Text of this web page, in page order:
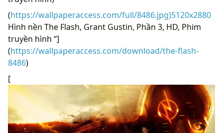
(https://wallpaperaccess.com/full/8486.jpg)5120x2880
Hình nền The Flash, Grant Gustin, Phần 3, HD, Phim
truyền hình “]
(https://wallpaperaccess.com/download/the-flash-
8486)
[